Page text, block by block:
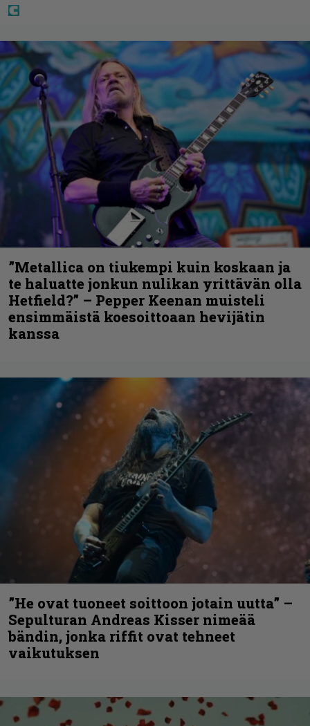
”Metallica on tiukempi kuin koskaan ja
te haluatte jonkun nulikan yrittävän olla
Hetfield?” – Pepper Keenan muisteli
ensimmäistä koesoittoaan hevijätin
kanssa
”He ovat tuoneet soittoon jotain uutta” –
Sepulturan Andreas Kisser nimeää
bändin, jonka riffit ovat tehneet
vaikutuksen